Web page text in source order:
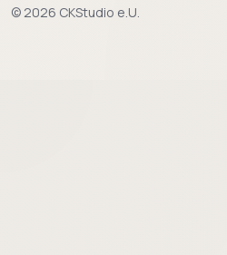
© 2026 CKStudio e.U.